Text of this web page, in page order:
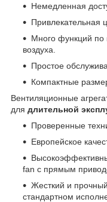
Немедленная
Привлекательная
Много функций по
воздуха.
Простое
Компактные
Вентиляционные
для длительной
Проверенные
Европейское
fan с прямым
Жесткий и
стандартном